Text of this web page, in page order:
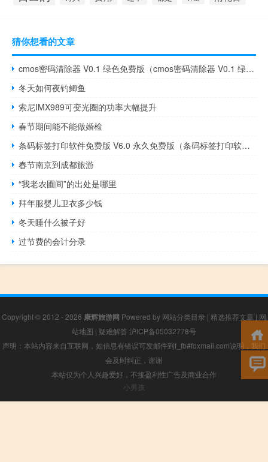
猜你想看的文章
cmos密码清除器 V0.1 绿色免费版（cmos密码清除器 V0.1 绿色免费版功能简介）
冬天如何夜钓鲫鱼
索尼IMX989可变光圈的功率大幅提升
春节期间能不能做婚检
条码标签打印软件免费版 V6.0 永久免费版（条码标签打印软件免费版 V6.0 永久免费版功能简介）
春节南京到成都旅游
“我老农圃间”的出处是哪里
拜年服婴儿卫衣多少钱
冬天睡什么被子好
过节费的会计分录
Copyright © 2012 - 2026 康辉旅游网 Powered by 网站分类目录 | 精选推荐文章 | 网
站地图 | 疑难解答 沪ICP备05032778号
声明：本站内容来自互联网，如信息有错误可发邮件到f_fb#foxmail.com说明，我们
会及时纠正，谢谢
本站仅为个人兴趣爱好，不接盈利性广告及商业合作
小男孩